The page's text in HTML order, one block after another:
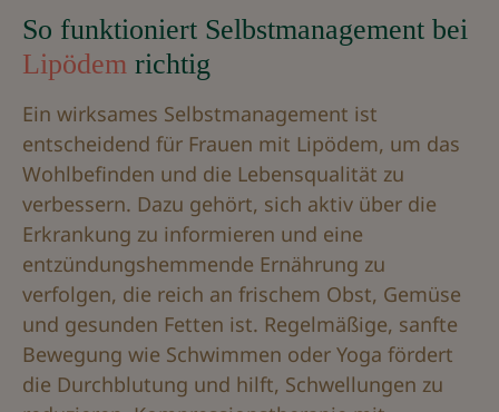
So funktioniert Selbstmanagement bei
Lipödem richtig
Ein wirksames Selbstmanagement ist
entscheidend für Frauen mit Lipödem, um das
Wohlbefinden und die Lebensqualität zu
verbessern. Dazu gehört, sich aktiv über die
Erkrankung zu informieren und eine
entzündungshemmende Ernährung zu
verfolgen, die reich an frischem Obst, Gemüse
und gesunden Fetten ist. Regelmäßige, sanfte
Bewegung wie Schwimmen oder Yoga fördert
die Durchblutung und hilft, Schwellungen zu